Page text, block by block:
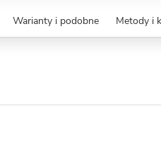
Warianty i podobne Metody i